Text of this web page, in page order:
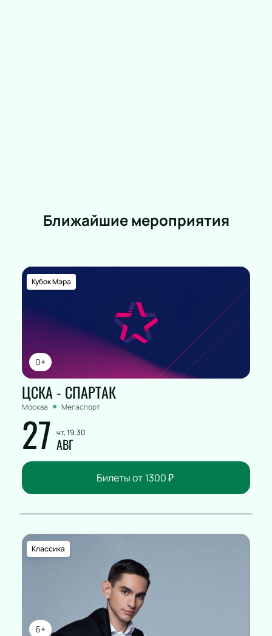
Ближайшие мероприятия
0+
Кубок Мэра
ЦСКА - СПАРТАК
Москва Мегаспорт
27 чт, 19:30
АВГ
Билеты от 1300₽
6+
Классика